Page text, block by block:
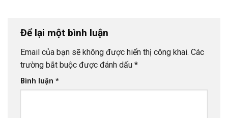
Để lại một bình luận
Email của bạn sẽ không được hiển thị công khai. Các
trường bắt buộc được đánh dấu *
Bình luận *